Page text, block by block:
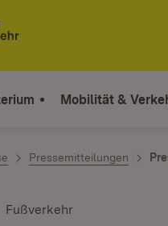
Mobilität &
Pressemitteilungen
Fußverkehr